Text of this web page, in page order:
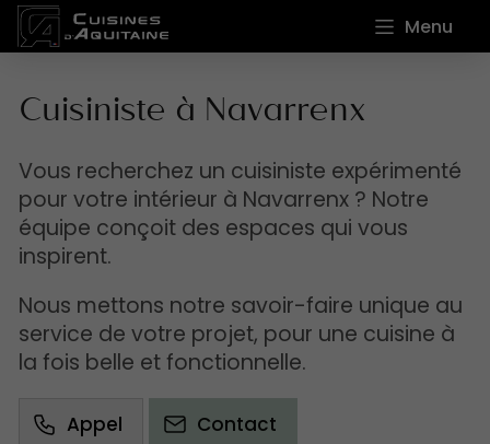
Menu
Cuisiniste à Navarrenx
Vous recherchez un cuisiniste expérimenté
pour votre intérieur à Navarrenx ? Notre
équipe conçoit des espaces qui vous
inspirent.
Nous mettons notre savoir-faire unique au
service de votre projet, pour une cuisine à
la fois belle et fonctionnelle.
Appel Contact